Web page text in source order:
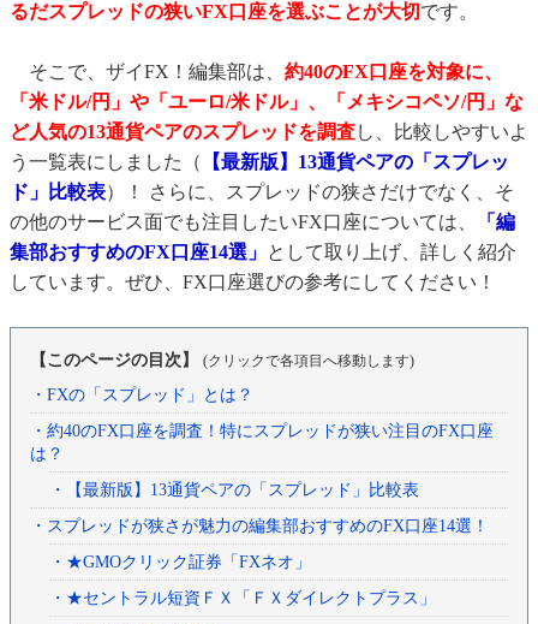
るだスプレッドの狭いFX口座を選ぶことが大切です。
そこで、ザイFX！編集部は、 約40のFX口座を対象に、
「米ドル/円」や「ユーロ/米ドル」、「メキシコペソ/円」な
ど人気の13通貨ペアのスプレッドを調査し、比較しやすいよ
う一覧表にしました（
【最新版】13通貨ペアの「スプレッ
ド」比較表）！ さらに、スプレッドの狭さだけでなく、そ
の他のサービス面でも注目したいFX口座については、
「編
集部おすすめのFX口座14選」 として取り上げ、詳しく紹介
しています。ぜひ、FX口座選びの参考にしてください！
【このページの目次】 (クリックで各項目へ移動します)
・FXの「スプレッド」とは？
・約40のFX口座を調査！特にスプレッドが狭い注目のFX口座
は？
・【最新版】13通貨ペアの「スプレッド」比較表
・スプレッドが狭さが魅力の編集部おすすめのFX口座14選！
・★GMOクリック証券「FXネオ」
・★セントラル短資ＦＸ「ＦＸダイレクトプラス」